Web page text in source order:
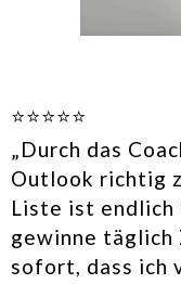
⭐⭐⭐⭐⭐
„Durch das
Outlook richtig
Liste ist endlich
gewinne
sofort, dass ich